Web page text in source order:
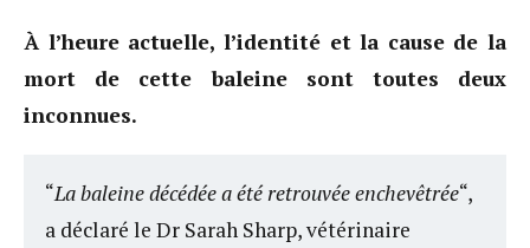
À l’heure actuelle, l’identité et la cause de la
mort de cette baleine sont toutes deux
inconnues.
“La baleine décédée a été retrouvée enchevêtrée“,
a déclaré le Dr Sarah Sharp, vétérinaire